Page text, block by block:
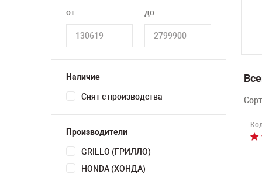
от до
Наличие
Снят с производства
Производители
GRILLO (ГРИЛЛО)
HONDA (ХОНДА)